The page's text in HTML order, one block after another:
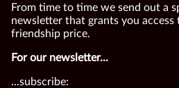
From time to time we send out a
newsletter that grants you access
friendship price.
For our newsletter...
...subscribe: